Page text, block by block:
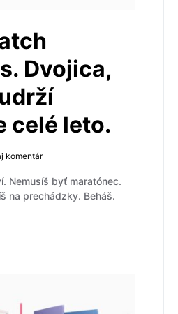
Dvojica,
celé leto.
komentár
Nemusíš byť maratónec.
na prechádzky. Beháš.